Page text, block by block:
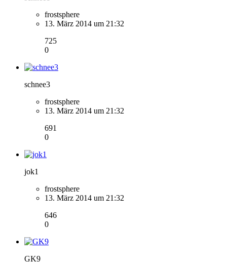
frostsphere
13. März 2014 um 21:32
725
0
schnee3
frostsphere
13. März 2014 um 21:32
691
0
jok1
frostsphere
13. März 2014 um 21:32
646
0
GK9